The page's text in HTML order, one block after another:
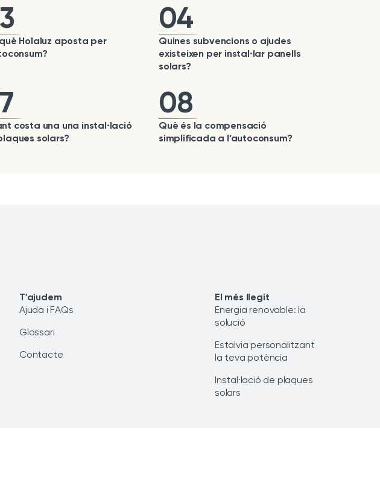
Holaluz aposta per
04
Quines subvencions o ajudes
existeixen per instal·lar panells
solars?
costa una una instal·lació
solars?
08
Què és la compensació
simplificada a l’autoconsum?
T'ajudem
Ajuda i FAQs
Glossari
Contacte
El més llegit
Energia renovable: la
solució
Estalvia personalitzant
la teva potència
Instal·lació de plaques
solars